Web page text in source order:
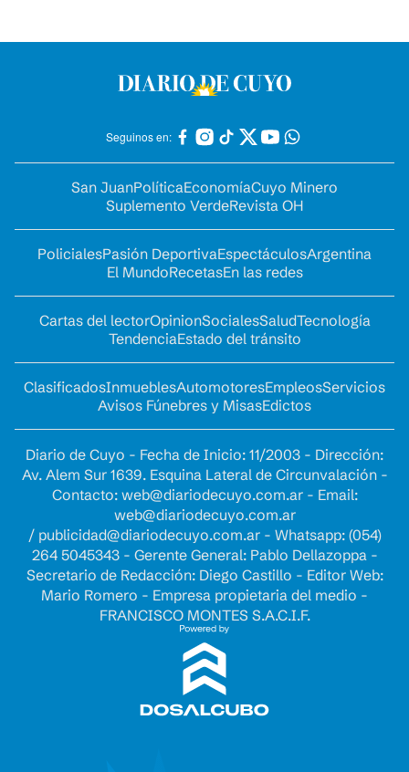
Seguinos en:
San JuanPolíticaEconomíaCuyo Minero
Suplemento VerdeRevista OH
PolicialesPasión DeportivaEspectáculosArgentina
El MundoRecetasEn las redes
Cartas del lectorOpinionSocialesSaludTecnología
TendenciaEstado del tránsito
ClasificadosInmueblesAutomotoresEmpleosServicios
Avisos Fúnebres y MisasEdictos
Diario de Cuyo - Fecha de Inicio: 11/2003 - Dirección:
Av. Alem Sur 1639. Esquina Lateral de Circunvalación -
Contacto: web@diariodecuyo.com.ar- Email:
web@diariodecuyo.com.ar
/ publicidad@diariodecuyo.com.ar- Whatsapp: (054)
264 5045343 - Gerente General: Pablo Dellazoppa -
Secretario de Redacción: Diego Castillo - Editor Web:
Mario Romero - Empresa propietaria del medio -
FRANCISCO MONTES S.A.C.I.F.